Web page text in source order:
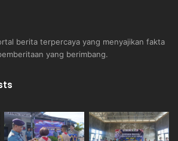
berita terpercaya yang menyajikan fakta
yang berimbang.